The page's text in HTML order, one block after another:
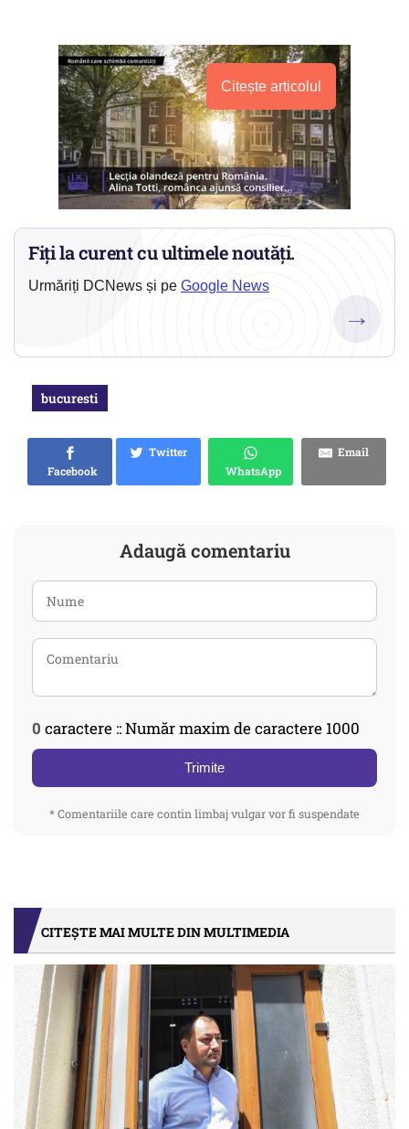
Citește articolul
Fiți la curent cu ultimele noutăți.
Urmăriți DCNews și pe Google News
→
bucuresti
Facebook
Twitter
WhatsApp
Email
Adaugă comentariu
0 caractere :: Număr maxim de caractere 1000
Trimite
* Comentariile care contin limbaj vulgar vor fi suspendate
CITEȘTE MAI MULTE DIN MULTIMEDIA